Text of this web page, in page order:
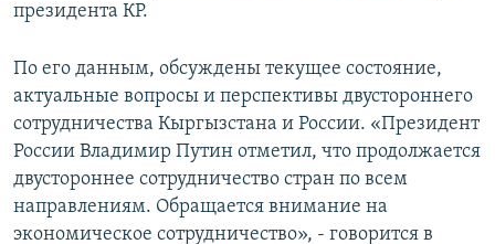
президента КР.
По его данным, обсуждены текущее состояние,
актуальные вопросы и перспективы двустороннего
сотрудничества Кыргызстана и России. «Президент
России Владимир Путин отметил, что продолжается
двустороннее сотрудничество стран по всем
направлениям. Обращается внимание на
экономическое сотрудничество», - говорится в